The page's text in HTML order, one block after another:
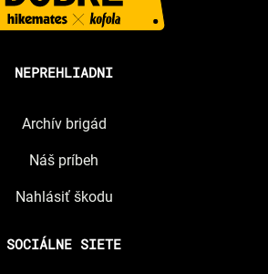
NEPREHLIADNI
Archív brigád
Náš príbeh
Nahlásiť škodu
SOCIÁLNE SIETE